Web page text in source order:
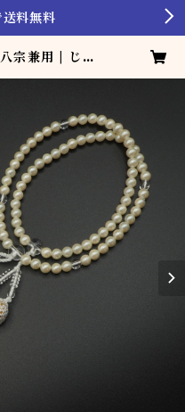
料無料
宗兼用 | じゅ